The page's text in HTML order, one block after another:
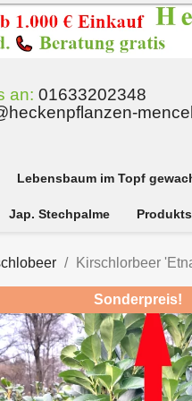
an: 01633202348
Lebensbaum im Topf
Jap. Stechpalme
Kirschlorbeer
Sonderpreis!